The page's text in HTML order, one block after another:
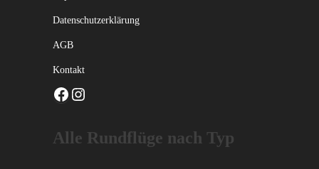
Datenschutzerklärung
AGB
Kontakt
Facebook
Alle Rundflüge nach Typ